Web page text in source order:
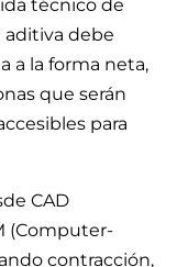
técnico de
aditiva debe
a la forma neta,
que serán
para
CAD
(Computer-
contracción,